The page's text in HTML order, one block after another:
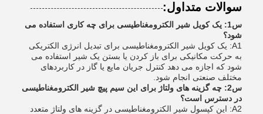
سوالات متداول:
س1: یک کویل شیر الکترومغناطیسی برای چه کاری استفاده می
شود؟
A1: یک کویل شیر الکترومغناطیسی برای تبدیل انرژی الکتریکی
به حرکت مکانیکی برای باز کردن یا بستن یک شیر استفاده می
شود که اجازه می دهد کنترل جریان مایع یا گاز در کاربردهای
مختلف صنعتی انجام شود.
س2: چه گزینه های ولتاژ برای این سیم پیچ شیر الکترومغناطیسی
در دسترس است؟
A2: این کپسول شیر الکترومغناطیسی در گزینه های ولتاژ متعدد